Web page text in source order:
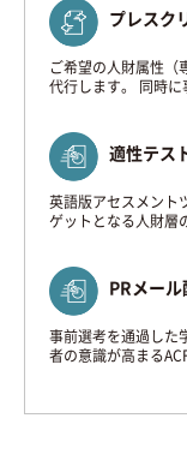
プレスク
ご希望の人財属性（
代行します。 同時に
適性テス
英語版アセスメント
ゲットとなる人財層
PRメール
事前選考を通過した
者の意識が高まる